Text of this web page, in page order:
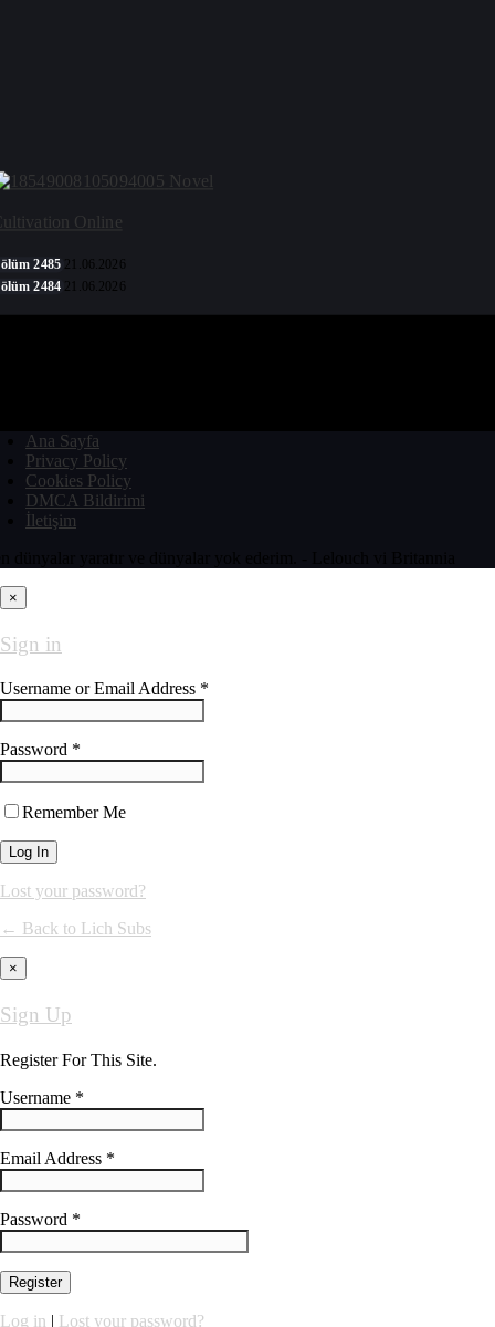
Novel
Online
2485 21.06.2026
2484 21.06.2026
Ana Sayfa
Privacy Policy
Cookies Policy
DMCA Bildirimi
İletişim
×
Sign in
Username or Email Address *
Password *
Remember Me
Lost your password?
← Back to Lich Subs
×
Sign Up
Register For This Site.
Username *
Email Address *
Password *
Log in | Lost your password?